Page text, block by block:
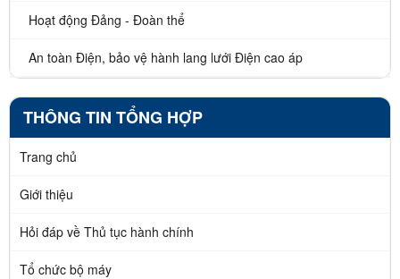
Hoạt động Đảng - Đoàn thể
An toàn Điện, bảo vệ hành lang lưới Điện cao áp
THÔNG TIN TỔNG HỢP
Trang chủ
Giới thiệu
Hỏi đáp về Thủ tục hành chính
Tổ chức bộ máy